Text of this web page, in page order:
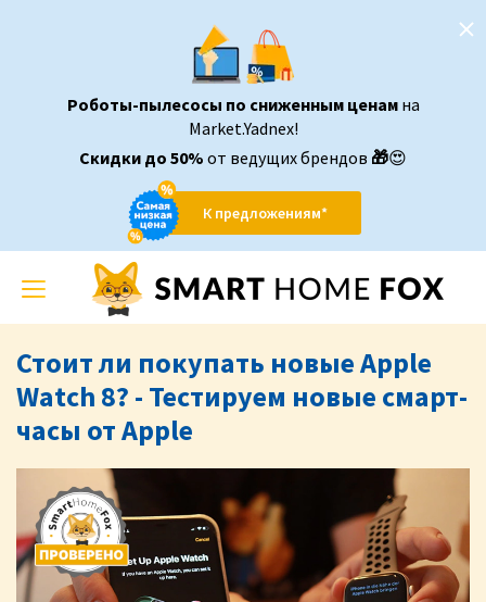
Роботы-пылесосы по сниженным ценам на
Market.Yadnex!
Скидки до 50% от ведущих брендов 🎁😍
К предложениям*
Toggle
navigation
Стоит ли покупать новые Apple
Watch 8? - Тестируем новые смарт-
часы от Apple